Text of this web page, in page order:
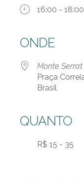
16:00 - 18:00
ONDE
Monte Serrat
Praça
Brasil
QUANTO
R$ 15 - 35